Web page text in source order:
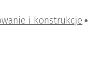
i konstrukcje